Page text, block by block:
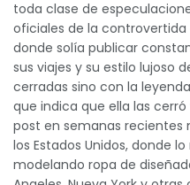
toda clase de
oficiales de la
donde solía publicar
sus viajes y su estilo lujoso
cerradas sino con la
que indica que ella las
post en semanas recientes
los Estados Unidos, donde
modelando ropa de